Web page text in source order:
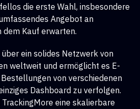
die erste Wahl, insbesondere
Angebot an
dem Kauf erwarten.
ein solides Netzwerk von
weltweit und ermöglicht es E-
von verschiedenen
Dashboard zu verfolgen.
eine skalierbare